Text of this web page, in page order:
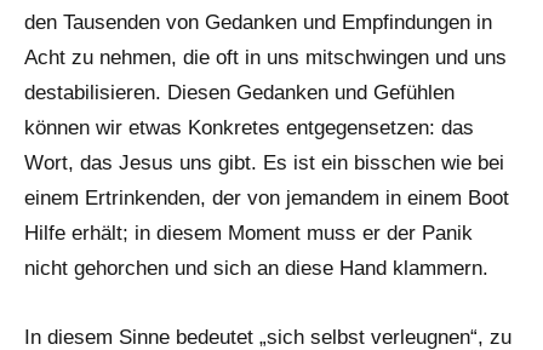
den Tausenden von Gedanken und Empfindungen in
Acht zu nehmen, die oft in uns mitschwingen und uns
destabilisieren. Diesen Gedanken und Gefühlen
können wir etwas Konkretes entgegensetzen: das
Wort, das Jesus uns gibt. Es ist ein bisschen wie bei
einem Ertrinkenden, der von jemandem in einem Boot
Hilfe erhält; in diesem Moment muss er der Panik
nicht gehorchen und sich an diese Hand klammern.
In diesem Sinne bedeutet „sich selbst verleugnen“, zu